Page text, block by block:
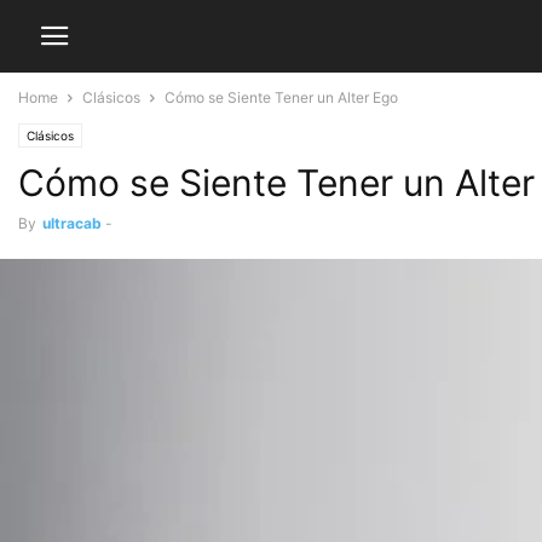
Home Clásicos Cómo se Siente Tener un Alter Ego
Clásicos
Cómo se Siente Tener un
By ultracab -